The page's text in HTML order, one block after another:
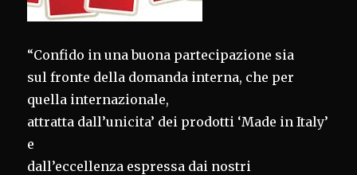
“Confido in una buona partecipazione sia
sul fronte della domanda interna, che per
quella internazionale,
attratta dall’unicita’ dei prodotti ‘Made in Italy’
e
dall’eccellenza espressa dai nostri